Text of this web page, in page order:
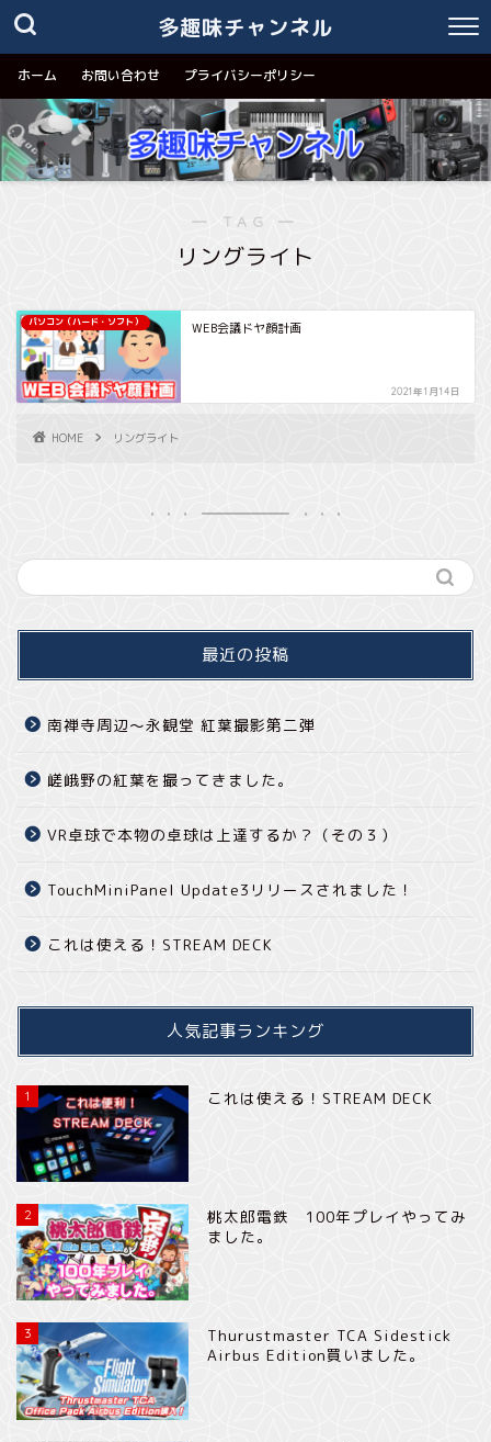
多趣味チャンネル
ホーム お問い合わせ プライバシーポリシー
― TAG ―
リングライト
パソコン（ハード・ソフト） WEB会議ドヤ顔計画
2021年1月14日
HOME リングライト
最近の投稿
南禅寺周辺～永観堂 紅葉撮影第二弾
嵯峨野の紅葉を撮ってきました。
VR卓球で本物の卓球は上達するか？（その３）
TouchMiniPanel Update3リリースされました！
これは使える！STREAM DECK
人気記事ランキング
1 これは使える！STREAM DECK
2
桃太郎電鉄 100年プレイやってみ
ました。
3
Thurustmaster TCA Sidestick
Airbus Edition買いました。